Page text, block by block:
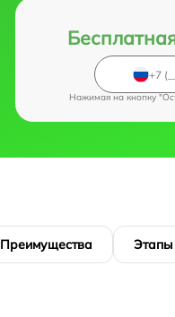
Нажимая на кнопку
Преимущества Этапы